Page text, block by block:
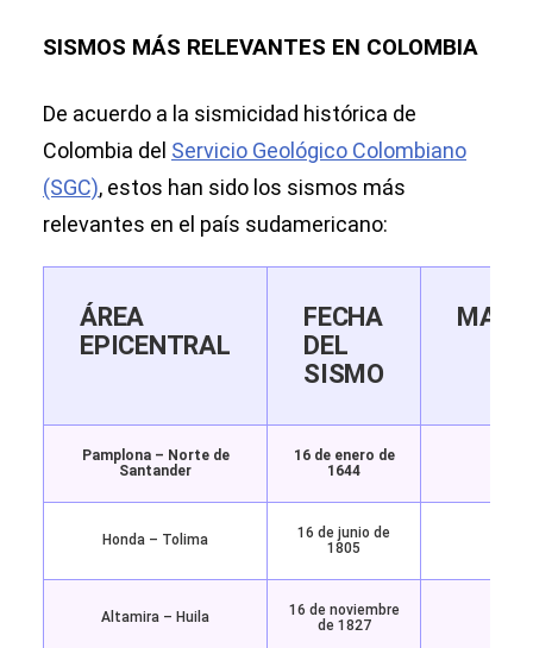
SISMOS MÁS RELEVANTES EN COLOMBIA
De acuerdo a la sismicidad histórica de
Colombia del Servicio Geológico Colombiano
(SGC), estos han sido los sismos más
relevantes en el país sudamericano:
ÁREA
EPICENTRAL
FECHA
DEL
SISMO
Pamplona – Norte de
Santander
16 de enero de
1644
Honda – Tolima
16 de junio de
1805
Altamira – Huila
16 de noviembre
de 1827